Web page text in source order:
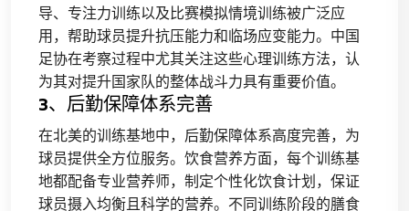
导、专注力训练以及比赛模拟情境训练被广泛应
用，帮助球员提升抗压能力和临场应变能力。中国
足协在考察过程中尤其关注这些心理训练方法，认
为其对提升国家队的整体战斗力具有重要价值。
3、后勤保障体系完善
在北美的训练基地中，后勤保障体系高度完善，为
球员提供全方位服务。饮食营养方面，每个训练基
地都配备专业营养师，制定个性化饮食计划，保证
球员摄入均衡且科学的营养。不同训练阶段的膳食